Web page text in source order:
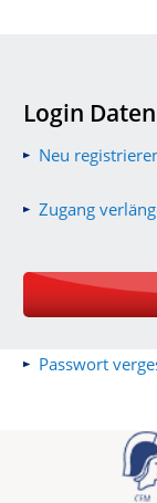
Login
Neu
Zugang
Passwort